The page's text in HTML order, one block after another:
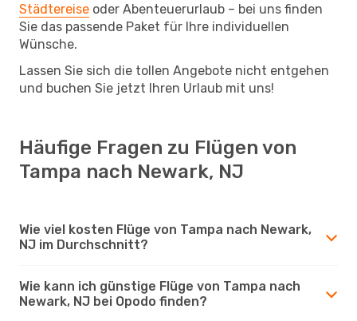
Städtereise oder Abenteuerurlaub – bei uns finden
Sie das passende Paket für Ihre individuellen
Wünsche.
Lassen Sie sich die tollen Angebote nicht entgehen
und buchen Sie jetzt Ihren Urlaub mit uns!
Häufige Fragen zu Flügen von
Tampa nach Newark, NJ
Wie viel kosten Flüge von Tampa nach Newark,
NJ im Durchschnitt?
Wie kann ich günstige Flüge von Tampa nach
Newark, NJ bei Opodo finden?